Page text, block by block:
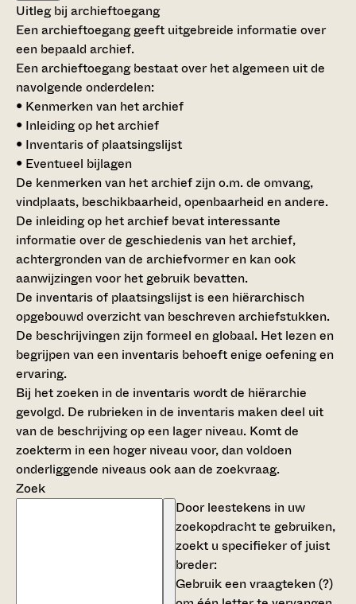
Uitleg bij archieftoegang
Een archieftoegang geeft uitgebreide informatie over
een bepaald archief.
Een archieftoegang bestaat over het algemeen uit de
navolgende onderdelen:
• Kenmerken van het archief
• Inleiding op het archief
• Inventaris of plaatsingslijst
• Eventueel bijlagen
De kenmerken van het archief zijn o.m. de omvang,
vindplaats, beschikbaarheid, openbaarheid en andere.
De inleiding op het archief bevat interessante
informatie over de geschiedenis van het archief,
achtergronden van de archiefvormer en kan ook
aanwijzingen voor het gebruik bevatten.
De inventaris of plaatsingslijst is een hiërarchisch
opgebouwd overzicht van beschreven archiefstukken.
De beschrijvingen zijn formeel en globaal. Het lezen en
begrijpen van een inventaris behoeft enige oefening en
ervaring.
Bij het zoeken in de inventaris wordt de hiërarchie
gevolgd. De rubrieken in de inventaris maken deel uit
van de beschrijving op een lager niveau. Komt de
zoekterm in een hoger niveau voor, dan voldoen
onderliggende niveaus ook aan de zoekvraag.
Zoek
Door leestekens in uw
zoekopdracht te gebruiken,
zoekt u specifieker of juist
breder:
Gebruik eenvraagteken (?)